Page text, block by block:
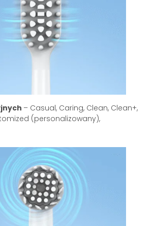
– Casual, Caring, Clean, Clean+,
(personalizowany),